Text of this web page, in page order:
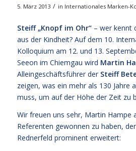
5. März 2013 / in Internationales Marken-
Steiff „Knopf im Ohr“– wer kennt
aus der Kindheit? Auf dem 10.
Kolloquium am 12. und 13.
Seeon im Chiemgau wird Martin
Alleingeschäftsführer der Steiff
zeigen, was ein mehr als 130 Jahre
muss, um auf der Höhe der Zeit zu
Wir freuen uns sehr, Martin Hampe
Referenten gewonnen zu haben,
Rednerfeld prominent erweitert: